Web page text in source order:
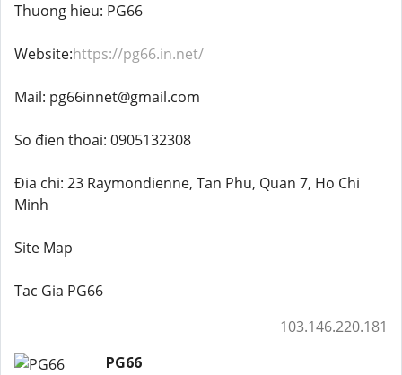
Thuong hieu: PG66
Website:https://pg66.in.net/
Mail: pg66innet@gmail.com
So đien thoai: 0905132308
Đia chi: 23 Raymondienne, Tan Phu, Quan 7, Ho Chi
Minh
Site Map
Tac Gia PG66
103.146.220.181
PG66